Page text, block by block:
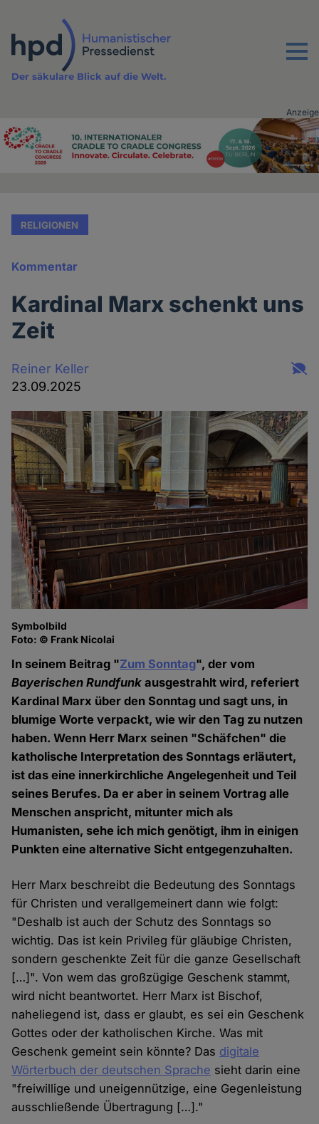
Inhalt
Menu
Der säkulare Blick auf die Welt.
Advertising
Anzeige
RELIGIONEN
Kommentar
Kardinal Marx schenkt uns
Zeit
Reiner Keller
23.09.2025
Symbolbild
Foto: © Frank Nicolai
In seinem Beitrag "Zum Sonntag", der vom
Bayerischen Rundfunk ausgestrahlt wird, referiert
Kardinal Marx über den Sonntag und sagt uns, in
blumige Worte verpackt, wie wir den Tag zu nutzen
haben. Wenn Herr Marx seinen "Schäfchen" die
katholische Interpretation des Sonntags erläutert,
ist das eine innerkirchliche Angelegenheit und Teil
seines Berufes. Da er aber in seinem Vortrag alle
Menschen anspricht, mitunter mich als
Humanisten, sehe ich mich genötigt, ihm in einigen
Punkten eine alternative Sicht entgegenzuhalten.
Herr Marx beschreibt die Bedeutung des Sonntags
für Christen und verallgemeinert dann wie folgt:
"Deshalb ist auch der Schutz des Sonntags so
wichtig. Das ist kein Privileg für gläubige Christen,
sondern geschenkte Zeit für die ganze Gesellschaft
[…]". Von wem das großzügige Geschenk stammt,
wird nicht beantwortet. Herr Marx ist Bischof,
naheliegend ist, dass er glaubt, es sei ein Geschenk
Gottes oder der katholischen Kirche. Was mit
Geschenk gemeint sein könnte? Das digitale
Wörterbuch der deutschen Sprache sieht darin eine
"freiwillige und uneigennützige, eine Gegenleistung
ausschließende Übertragung […]."